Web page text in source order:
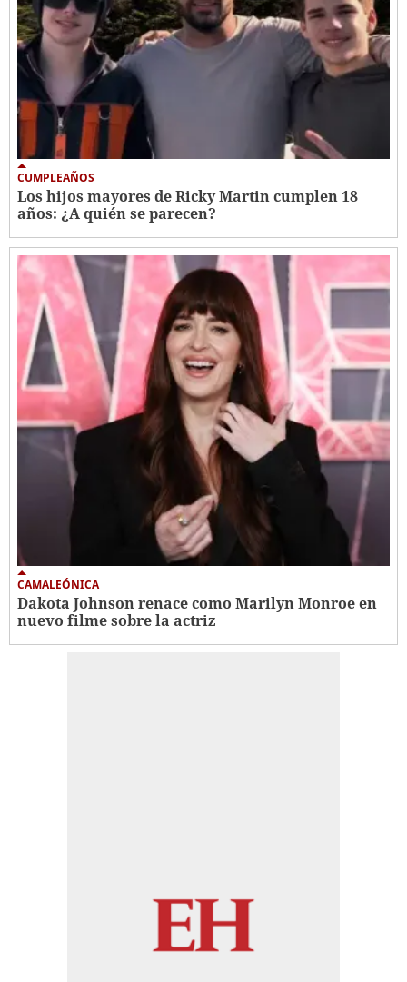
CUMPLEAÑOS
Los hijos mayores de Ricky Martin cumplen 18
años: ¿A quién se parecen?
CAMALEÓNICA
Dakota Johnson renace como Marilyn Monroe en
nuevo filme sobre la actriz